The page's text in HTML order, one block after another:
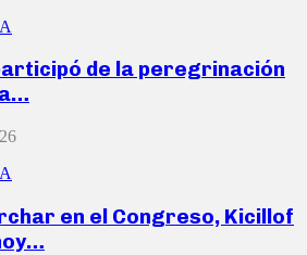
de la peregrinación
en el Congreso, Kicillof